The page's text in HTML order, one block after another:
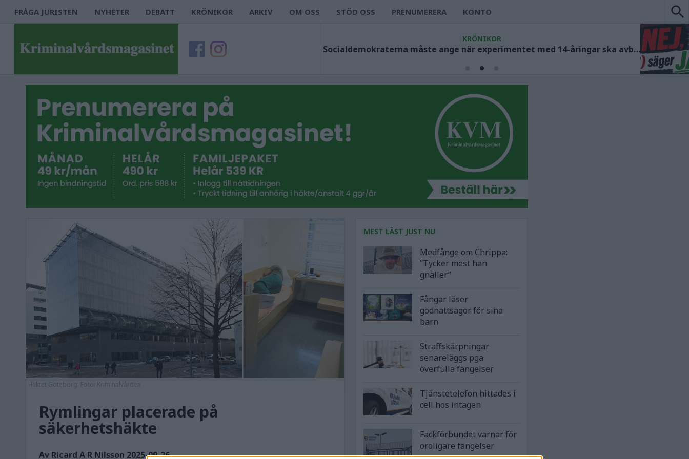
FRÅGA JURISTEN NYHETER DEBATT KRÖNIKOR ARKIV OM OSS STÖD OSS PRENUMERERA KONTO
KRÖNIKOR
Socialdemokraterna måste ange när experimentet med 14-åringar ska avbrytas
Rymlingar placerade på
säkerhetshäkte
Av Ricard A R Nilsson 2025-09-26
MEST LÄST JUST NU
Medfånge om Chrippa:
”Tycker mest han
gnäller”
Fångar läser
godnattsagor för sina
barn
Straffskärpningar
senareläggs pga
överfulla fängelser
Tjänstetelefon hittades i
cell hos intagen
Fackförbundet varnar för
oroligare fängelser